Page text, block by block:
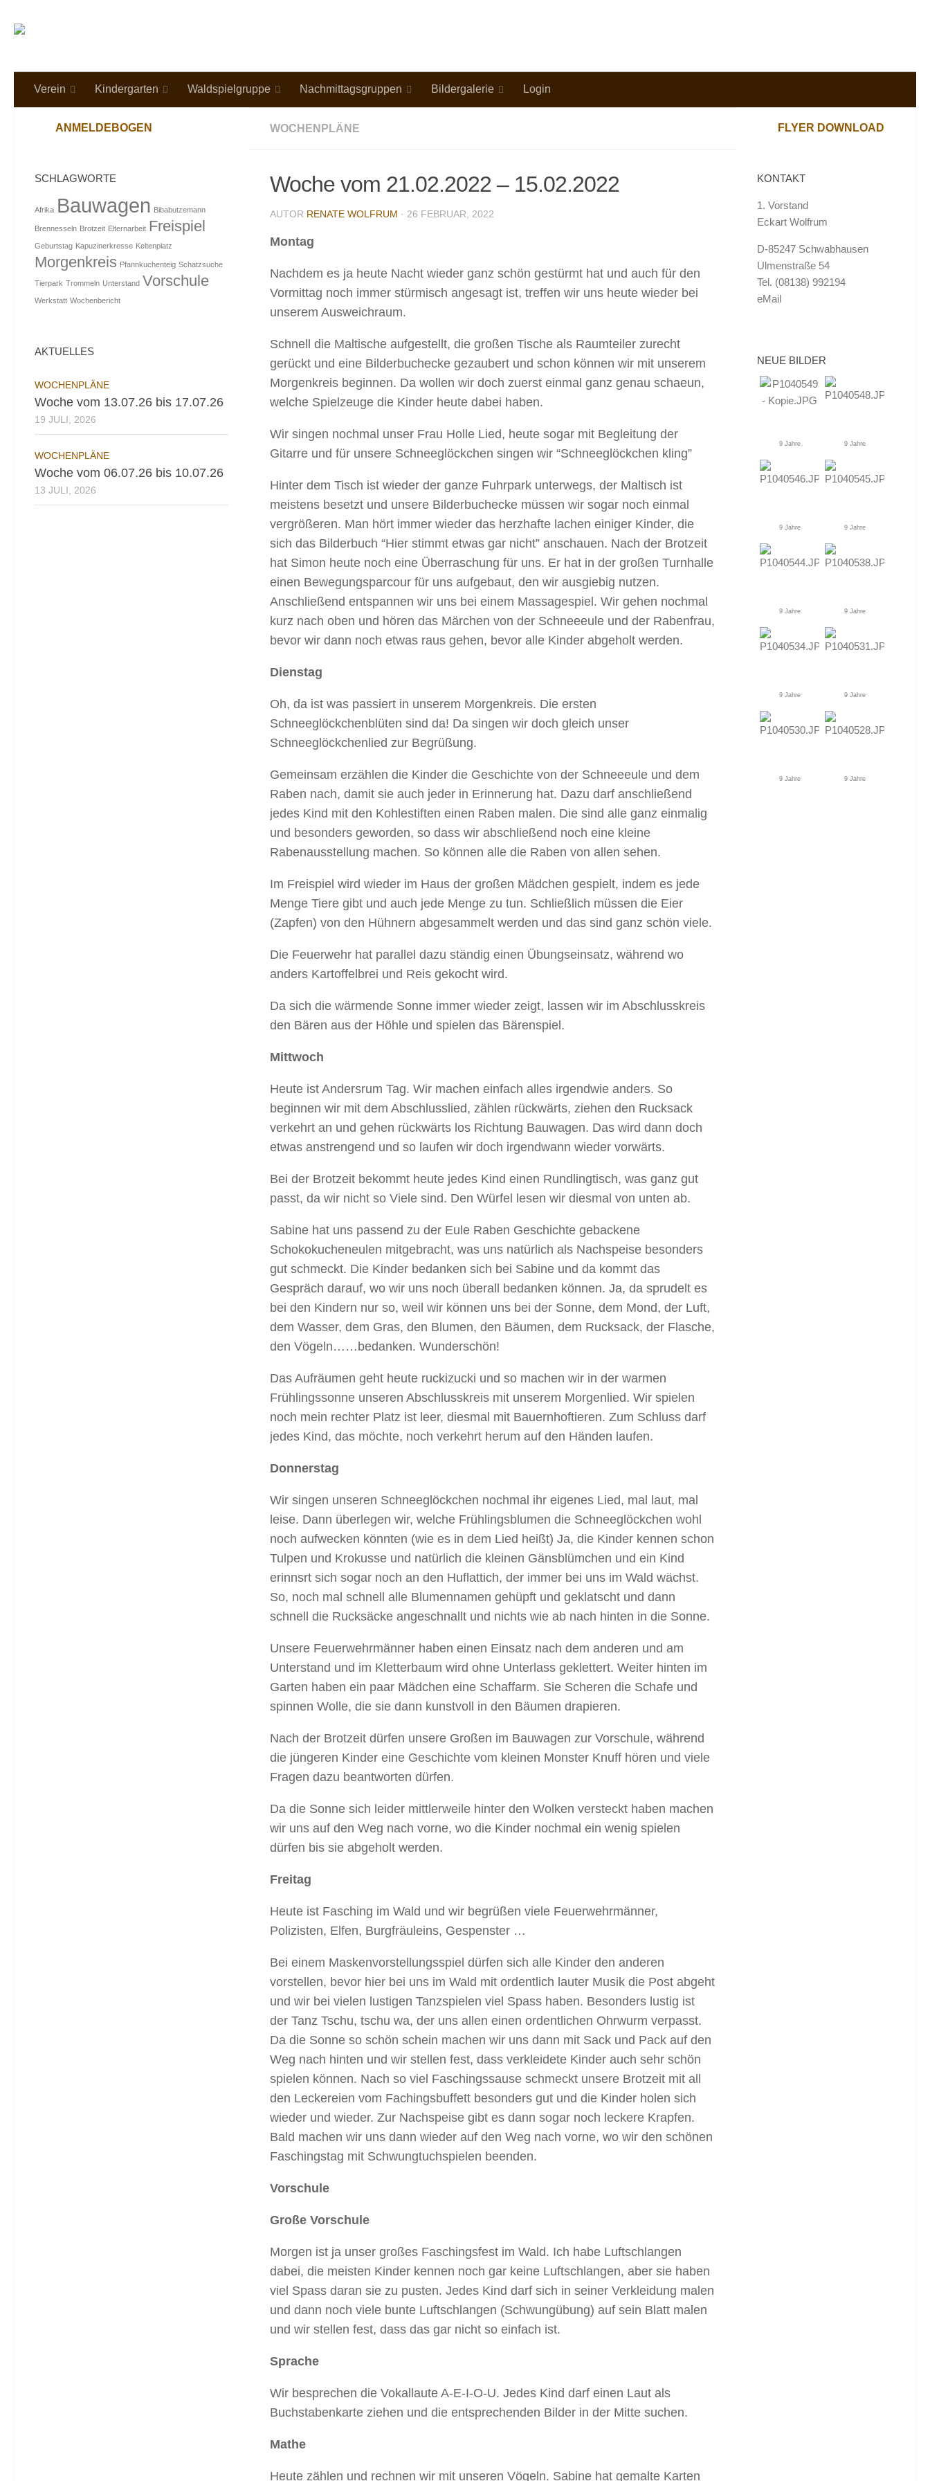
Verein Kindergarten Waldspielgruppe Nachmittagsgruppen Bildergalerie Login
WOCHENPLÄNE
Woche vom 21.02.2022 – 15.02.2022
AUTOR RENATE WOLFRUM · 26 FEBRUAR, 2022
Montag
Nachdem es ja heute Nacht wieder ganz schön gestürmt hat und auch für den
Vormittag noch immer stürmisch angesagt ist, treffen wir uns heute wieder bei
unserem Ausweichraum.
Schnell die Maltische aufgestellt, die großen Tische als Raumteiler zurecht
gerückt und eine Bilderbuchecke gezaubert und schon können wir mit unserem
Morgenkreis beginnen. Da wollen wir doch zuerst einmal ganz genau schaeun,
welche Spielzeuge die Kinder heute dabei haben.
Wir singen nochmal unser Frau Holle Lied, heute sogar mit Begleitung der
Gitarre und für unsere Schneeglöckchen singen wir “Schneeglöckchen kling”
Hinter dem Tisch ist wieder der ganze Fuhrpark unterwegs, der Maltisch ist
meistens besetzt und unsere Bilderbuchecke müssen wir sogar noch einmal
vergrößeren. Man hört immer wieder das herzhafte lachen einiger Kinder, die
sich das Bilderbuch “Hier stimmt etwas gar nicht” anschauen. Nach der Brotzeit
hat Simon heute noch eine Überraschung für uns. Er hat in der großen Turnhalle
einen Bewegungsparcour für uns aufgebaut, den wir ausgiebig nutzen.
Anschließend entspannen wir uns bei einem Massagespiel. Wir gehen nochmal
kurz nach oben und hören das Märchen von der Schneeeule und der Rabenfrau,
bevor wir dann noch etwas raus gehen, bevor alle Kinder abgeholt werden.
Dienstag
Oh, da ist was passiert in unserem Morgenkreis. Die ersten
Schneeglöckchenblüten sind da! Da singen wir doch gleich unser
Schneeglöckchenlied zur Begrüßung.
Gemeinsam erzählen die Kinder die Geschichte von der Schneeeule und dem
Raben nach, damit sie auch jeder in Erinnerung hat. Dazu darf anschließend
jedes Kind mit den Kohlestiften einen Raben malen. Die sind alle ganz einmalig
und besonders geworden, so dass wir abschließend noch eine kleine
Rabenausstellung machen. So können alle die Raben von allen sehen.
Im Freispiel wird wieder im Haus der großen Mädchen gespielt, indem es jede
Menge Tiere gibt und auch jede Menge zu tun. Schließlich müssen die Eier
(Zapfen) von den Hühnern abgesammelt werden und das sind ganz schön viele.
Die Feuerwehr hat parallel dazu ständig einen Übungseinsatz, während wo
anders Kartoffelbrei und Reis gekocht wird.
Da sich die wärmende Sonne immer wieder zeigt, lassen wir im Abschlusskreis
den Bären aus der Höhle und spielen das Bärenspiel.
Mittwoch
Heute ist Andersrum Tag. Wir machen einfach alles irgendwie anders. So
beginnen wir mit dem Abschlusslied, zählen rückwärts, ziehen den Rucksack
verkehrt an und gehen rückwärts los Richtung Bauwagen. Das wird dann doch
etwas anstrengend und so laufen wir doch irgendwann wieder vorwärts.
Bei der Brotzeit bekommt heute jedes Kind einen Rundlingtisch, was ganz gut
passt, da wir nicht so Viele sind. Den Würfel lesen wir diesmal von unten ab.
Sabine hat uns passend zu der Eule Raben Geschichte gebackene
Schokokucheneulen mitgebracht, was uns natürlich als Nachspeise besonders
gut schmeckt. Die Kinder bedanken sich bei Sabine und da kommt das
Gespräch darauf, wo wir uns noch überall bedanken können. Ja, da sprudelt es
bei den Kindern nur so, weil wir können uns bei der Sonne, dem Mond, der Luft,
dem Wasser, dem Gras, den Blumen, den Bäumen, dem Rucksack, der Flasche,
den Vögeln……bedanken. Wunderschön!
Das Aufräumen geht heute ruckizucki und so machen wir in der warmen
Frühlingssonne unseren Abschlusskreis mit unserem Morgenlied. Wir spielen
noch mein rechter Platz ist leer, diesmal mit Bauernhoftieren. Zum Schluss darf
jedes Kind, das möchte, noch verkehrt herum auf den Händen laufen.
Donnerstag
Wir singen unseren Schneeglöckchen nochmal ihr eigenes Lied, mal laut, mal
leise. Dann überlegen wir, welche Frühlingsblumen die Schneeglöckchen wohl
noch aufwecken könnten (wie es in dem Lied heißt) Ja, die Kinder kennen schon
Tulpen und Krokusse und natürlich die kleinen Gänsblümchen und ein Kind
erinnsrt sich sogar noch an den Huflattich, der immer bei uns im Wald wächst.
So, noch mal schnell alle Blumennamen gehüpft und geklatscht und dann
schnell die Rucksäcke angeschnallt und nichts wie ab nach hinten in die Sonne.
Unsere Feuerwehrmänner haben einen Einsatz nach dem anderen und am
Unterstand und im Kletterbaum wird ohne Unterlass geklettert. Weiter hinten im
Garten haben ein paar Mädchen eine Schaffarm. Sie Scheren die Schafe und
spinnen Wolle, die sie dann kunstvoll in den Bäumen drapieren.
Nach der Brotzeit dürfen unsere Großen im Bauwagen zur Vorschule, während
die jüngeren Kinder eine Geschichte vom kleinen Monster Knuff hören und viele
Fragen dazu beantworten dürfen.
Da die Sonne sich leider mittlerweile hinter den Wolken versteckt haben machen
wir uns auf den Weg nach vorne, wo die Kinder nochmal ein wenig spielen
dürfen bis sie abgeholt werden.
Freitag
Heute ist Fasching im Wald und wir begrüßen viele Feuerwehrmänner,
Polizisten, Elfen, Burgfräuleins, Gespenster …
Bei einem Maskenvorstellungsspiel dürfen sich alle Kinder den anderen
vorstellen, bevor hier bei uns im Wald mit ordentlich lauter Musik die Post abgeht
und wir bei vielen lustigen Tanzspielen viel Spass haben. Besonders lustig ist
der Tanz Tschu, tschu wa, der uns allen einen ordentlichen Ohrwurm verpasst.
Da die Sonne so schön schein machen wir uns dann mit Sack und Pack auf den
Weg nach hinten und wir stellen fest, dass verkleidete Kinder auch sehr schön
spielen können. Nach so viel Faschingssause schmeckt unsere Brotzeit mit all
den Leckereien vom Fachingsbuffett besonders gut und die Kinder holen sich
wieder und wieder. Zur Nachspeise gibt es dann sogar noch leckere Krapfen.
Bald machen wir uns dann wieder auf den Weg nach vorne, wo wir den schönen
Faschingstag mit Schwungtuchspielen beenden.
Vorschule
Große Vorschule
Morgen ist ja unser großes Faschingsfest im Wald. Ich habe Luftschlangen
dabei, die meisten Kinder kennen noch gar keine Luftschlangen, aber sie haben
viel Spass daran sie zu pusten. Jedes Kind darf sich in seiner Verkleidung malen
und dann noch viele bunte Luftschlangen (Schwungübung) auf sein Blatt malen
und wir stellen fest, dass das gar nicht so einfach ist.
Sprache
Wir besprechen die Vokallaute A-E-I-O-U. Jedes Kind darf einen Laut als
Buchstabenkarte ziehen und die entsprechenden Bilder in der Mitte suchen.
Mathe
Heute zählen und rechnen wir mit unseren Vögeln. Sabine hat gemalte Karten
ANMELDEBOGEN
SCHLAGWORTE
Afrika Bauwagen Bibabutzemann
Brennesseln Brotzeit Elternarbeit Freispiel
Geburtstag Kapuzinerkresse Keltenplatz
Morgenkreis Pfannkuchenteig Schatzsuche
Tierpark Trommeln Unterstand Vorschule
Werkstatt Wochenbericht
AKTUELLES
WOCHENPLÄNE
Woche vom 13.07.26 bis 17.07.26
19 JULI, 2026
WOCHENPLÄNE
Woche vom 06.07.26 bis 10.07.26
13 JULI, 2026
FLYER DOWNLOAD
KONTAKT
1. Vorstand
Eckart Wolfrum
D-85247 Schwabhausen
Ulmenstraße 54
Tel. (08138) 992194
eMail
NEUE BILDER
9 Jahre 9 Jahre
9 Jahre 9 Jahre
9 Jahre 9 Jahre
9 Jahre 9 Jahre
9 Jahre 9 Jahre